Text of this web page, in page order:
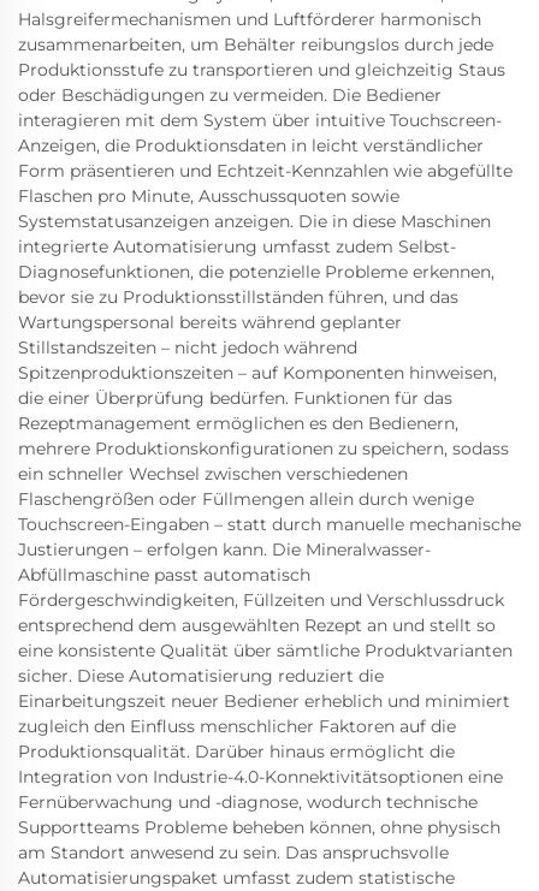
Halsgreifermechanismen und Luftförderer harmonisch
zusammenarbeiten, um Behälter reibungslos durch jede
Produktionsstufe zu transportieren und gleichzeitig Staus
oder Beschädigungen zu vermeiden. Die Bediener
interagieren mit dem System über intuitive Touchscreen-
Anzeigen, die Produktionsdaten in leicht verständlicher
Form präsentieren und Echtzeit-Kennzahlen wie abgefüllte
Flaschen pro Minute, Ausschussquoten sowie
Systemstatusanzeigen anzeigen. Die in diese Maschinen
integrierte Automatisierung umfasst zudem Selbst-
Diagnosefunktionen, die potenzielle Probleme erkennen,
bevor sie zu Produktionsstillständen führen, und das
Wartungspersonal bereits während geplanter
Stillstandszeiten – nicht jedoch während
Spitzenproduktionszeiten – auf Komponenten hinweisen,
die einer Überprüfung bedürfen. Funktionen für das
Rezeptmanagement ermöglichen es den Bedienern,
mehrere Produktionskonfigurationen zu speichern, sodass
ein schneller Wechsel zwischen verschiedenen
Flaschengrößen oder Füllmengen allein durch wenige
Touchscreen-Eingaben – statt durch manuelle mechanische
Justierungen – erfolgen kann. Die Mineralwasser-
Abfüllmaschine passt automatisch
Fördergeschwindigkeiten, Füllzeiten und Verschlussdruck
entsprechend dem ausgewählten Rezept an und stellt so
eine konsistente Qualität über sämtliche Produktvarianten
sicher. Diese Automatisierung reduziert die
Einarbeitungszeit neuer Bediener erheblich und minimiert
zugleich den Einfluss menschlicher Faktoren auf die
Produktionsqualität. Darüber hinaus ermöglicht die
Integration von Industrie-4.0-Konnektivitätsoptionen eine
Fernüberwachung und -diagnose, wodurch technische
Supportteams Probleme beheben können, ohne physisch
am Standort anwesend zu sein. Das anspruchsvolle
Automatisierungspaket umfasst zudem statistische